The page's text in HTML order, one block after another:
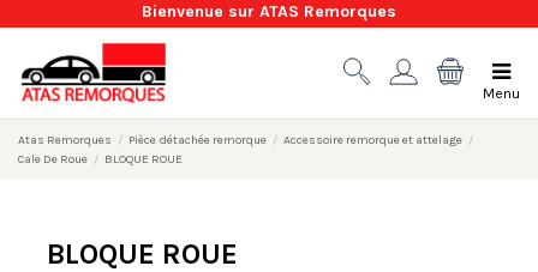
Bienvenue sur ATAS Remorques
Menu
Atas Remorques Pièce détachée remorque
Accessoire remorque et attelage
Cale De Roue
BLOQUE ROUE
BLOQUE ROUE